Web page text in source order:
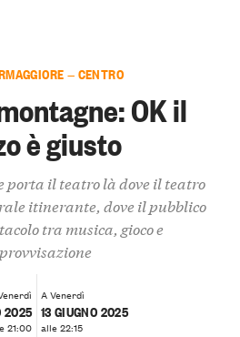
— CENTRO
OK il
è giusto
porta il teatro là dove il teatro
itinerante, dove il pubblico
tra musica, gioco e
2025
21:00
A Venerdì
13 GIUGNO 2025
alle 22:15